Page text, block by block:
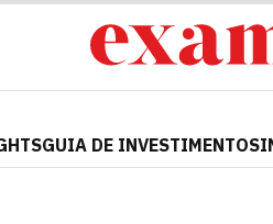
GUIA DE INVESTIMENTOS